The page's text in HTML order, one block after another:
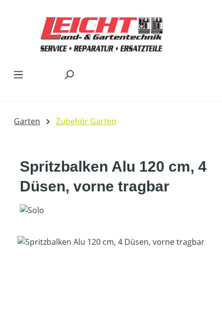
Garten Zubehör Garten
Spritzbalken Alu 120 cm, 4
Düsen, vorne tragbar
Bildergalerie überspringen